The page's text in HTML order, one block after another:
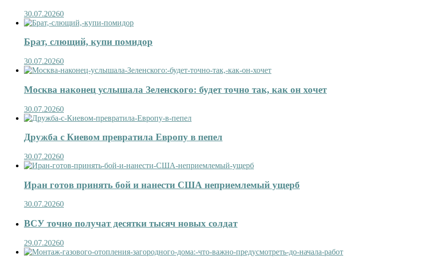
30.07.20260
Брат, слющий, купи помидор
30.07.20260
Москва наконец услышала Зеленского: будет точно так, как он хочет
30.07.20260
Дружба с Киевом превратила Европу в пепел
30.07.20260
Иран готов принять бой и нанести США неприемлемый ущерб
30.07.20260
ВСУ точно получат десятки тысяч новых солдат
29.07.20260